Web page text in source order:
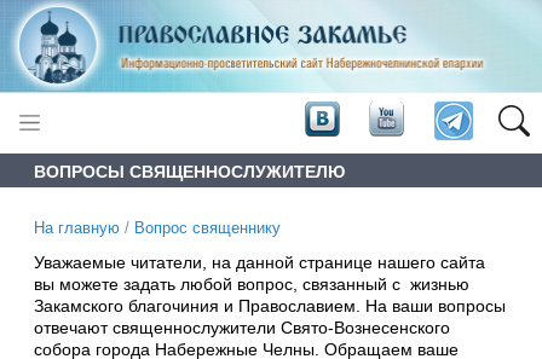
ВОПРОСЫ СВЯЩЕННОСЛУЖИТЕЛЮ
На главную / Вопрос священнику
Уважаемые читатели, на данной странице нашего сайта
вы можете задать любой вопрос, связанный с жизнью
Закамского благочиния и Православием. На ваши вопросы
отвечают священнослужители Свято-Вознесенского
собора города Набережные Челны. Обращаем ваше